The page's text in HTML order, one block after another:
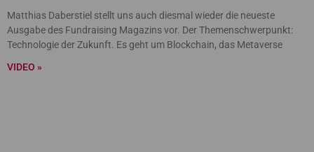
Matthias Daberstiel stellt uns auch diesmal wieder die neueste
Ausgabe des Fundraising Magazins vor. Der Themenschwerpunkt:
Technologie der Zukunft. Es geht um Blockchain, das Metaverse
VIDEO »